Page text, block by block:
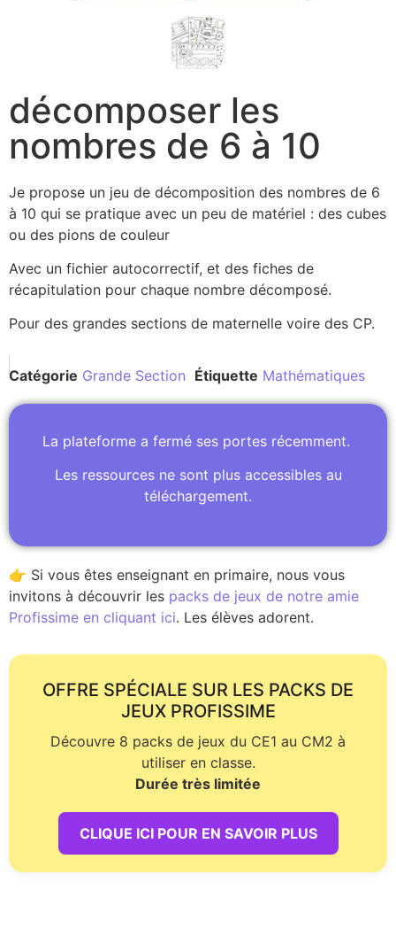
décomposer les
nombres de 6 à 10
Je propose un jeu de décomposition des nombres de 6
à 10 qui se pratique avec un peu de matériel : des cubes
ou des pions de couleur
Avec un fichier autocorrectif, et des fiches de
récapitulation pour chaque nombre décomposé.
Pour des grandes sections de maternelle voire des CP.
Catégorie Grande Section Étiquette Mathématiques
La plateforme a fermé ses portes récemment.
Les ressources ne sont plus accessibles au
téléchargement.
👉 Si vous êtes enseignant en primaire, nous vous
invitons à découvrir les packs de jeux de notre amie
Profissime en cliquant ici. Les élèves adorent.
OFFRE SPÉCIALE SUR LES PACKS DE
JEUX PROFISSIME
Découvre 8 packs de jeux du CE1 au CM2 à
utiliser en classe.
Durée très limitée
CLIQUE ICI POUR EN SAVOIR PLUS